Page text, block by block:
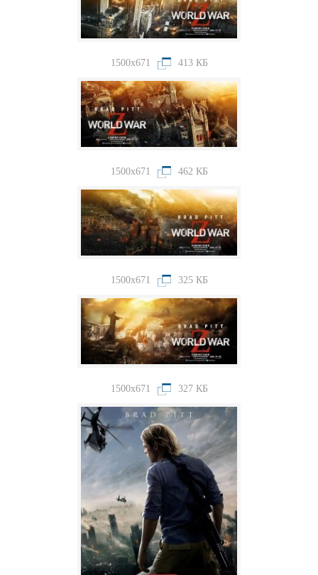
1500x671 413 КБ
1500x671 462 КБ
1500x671 325 КБ
1500x671 327 КБ